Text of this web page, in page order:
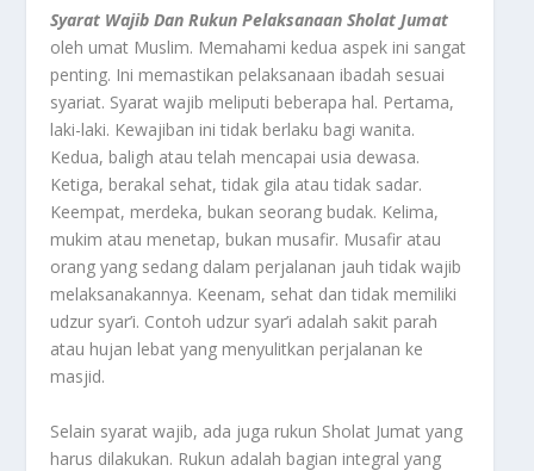
Syarat Wajib Dan Rukun Pelaksanaan Sholat Jumat
oleh umat Muslim. Memahami kedua aspek ini sangat
penting. Ini memastikan pelaksanaan ibadah sesuai
syariat. Syarat wajib meliputi beberapa hal. Pertama,
laki-laki. Kewajiban ini tidak berlaku bagi wanita.
Kedua, baligh atau telah mencapai usia dewasa.
Ketiga, berakal sehat, tidak gila atau tidak sadar.
Keempat, merdeka, bukan seorang budak. Kelima,
mukim atau menetap, bukan musafir. Musafir atau
orang yang sedang dalam perjalanan jauh tidak wajib
melaksanakannya. Keenam, sehat dan tidak memiliki
udzur syar’i. Contoh udzur syar’i adalah sakit parah
atau hujan lebat yang menyulitkan perjalanan ke
masjid.
Selain syarat wajib, ada juga rukun Sholat Jumat yang
harus dilakukan. Rukun adalah bagian integral yang